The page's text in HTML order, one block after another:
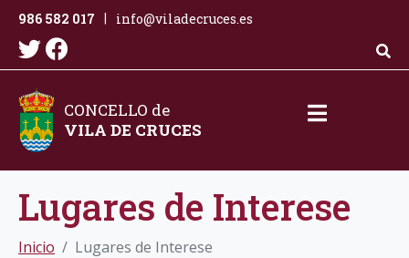
986 582 017 info@viladecruces.es
CONCELLO de
VILA DE CRUCES
Lugares de Interese
Inicio Lugares de Interese